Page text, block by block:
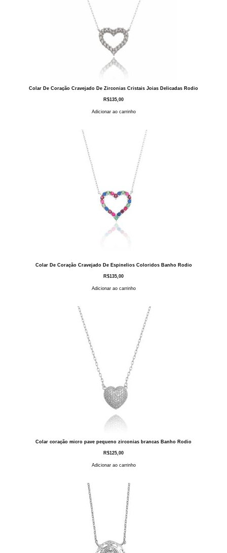
Colar De Coração Cravejado De Zirconias Cristais Joias Delicadas Rodio
R$135,00
Adicionar ao carrinho
Colar De Coração Cravejado De Espinelios Coloridos Banho Rodio
R$135,00
Adicionar ao carrinho
Colar coração micro pave pequeno zirconias brancas Banho Rodio
R$125,00
Adicionar ao carrinho